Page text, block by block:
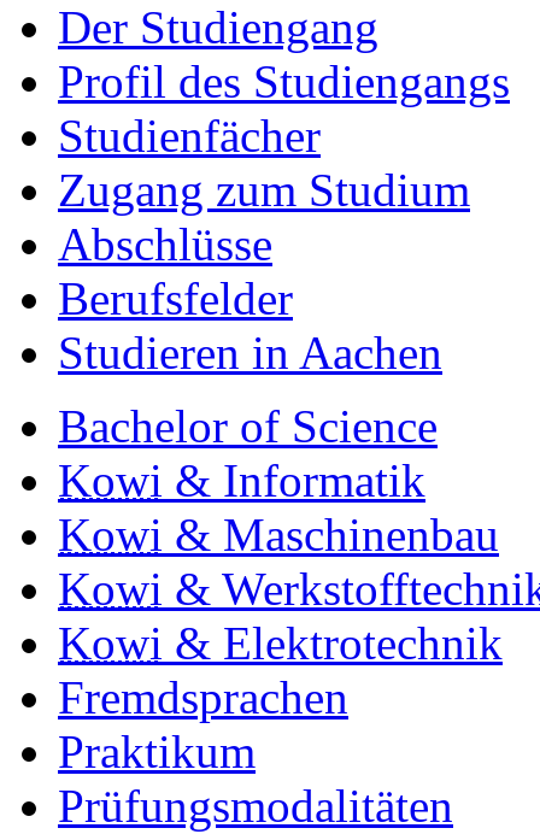
Der Studiengang
Profil des Studiengangs
Studienfächer
Zugang zum Studium
Abschlüsse
Berufsfelder
Studieren in Aachen
Bachelor of Science
Kowi & Informatik
Kowi & Maschinenbau
Kowi &
Kowi & Elektrotechnik
Fremdsprachen
Praktikum
Prüfungsmodalitäten